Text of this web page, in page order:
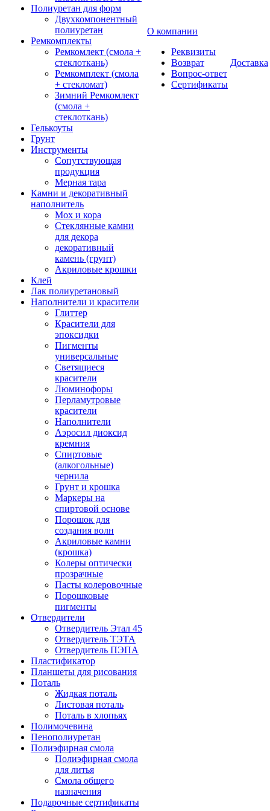
Полиуретан для форм
Двухкомпонентный
полиуретан
Ремкомплекты
Ремкомлект (смола +
стеклоткань)
Ремкомплект (смола
+ стекломат)
Зимний Ремкомлект
(смола +
стеклоткань)
Гелькоуты
Грунт
Инструменты
Сопутствующая
продукция
Мерная тара
Камни и декоративный
наполнитель
Мох и кора
Стеклянные камни
для декора
декоративный
камень (грунт)
Акриловые крошки
Клей
Лак полиуретановый
Наполнители и красители
Глиттер
Красители для
эпоксидки
Пигменты
универсальные
Светящиеся
красители
Люминофоры
Перламутровые
красители
Наполнители
Аэросил диоксид
кремния
Спиртовые
(алкогольные)
чернила
Грунт и крошка
Маркеры на
спиртовой основе
Порошок для
создания волн
Акриловые камни
(крошка)
Колеры оптически
прозрачные
Пасты колеровочные
Порошковые
пигменты
Отвердители
Отвердитель Этал 45
Отвердитель ТЭТА
Отвердитель ПЭПА
Пластификатор
Планшеты для рисования
Поталь
Жидкая поталь
Листовая поталь
Поталь в хлопьях
Полимочевина
Пенополиуретан
Полиэфирная смола
Полиэфирная смола
для литья
Смола общего
назначения
Подарочные сертификаты
О компании
Реквизиты
Возврат
Вопрос-ответ
Сертификаты
Доставка